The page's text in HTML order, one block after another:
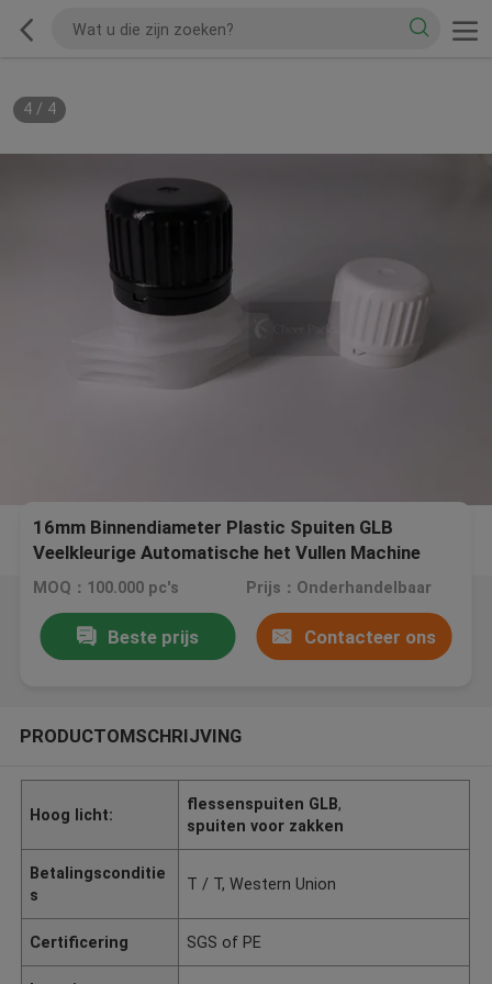
4/ 4
16mm Binnendiameter Plastic Spuiten GLB
Veelkleurige Automatische het Vullen Machine
MOQ：100.000 pc's Prijs：Onderhandelbaar
Beste prijs Contacteer ons
PRODUCTOMSCHRIJVING
Hoog licht:
flessenspuiten GLB,
spuiten voor zakken
Betalingsconditie
s
T / T, Western Union
Certificering SGS of PE